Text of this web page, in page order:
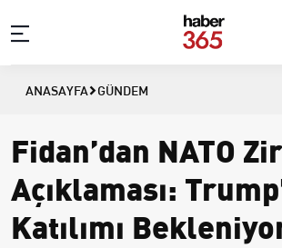
ANASAYFA GÜNDEM
Fidan’dan NATO
Açıklaması:
Katılımı